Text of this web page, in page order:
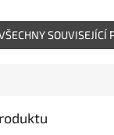
odolnost
SOUVISEJÍCÍ